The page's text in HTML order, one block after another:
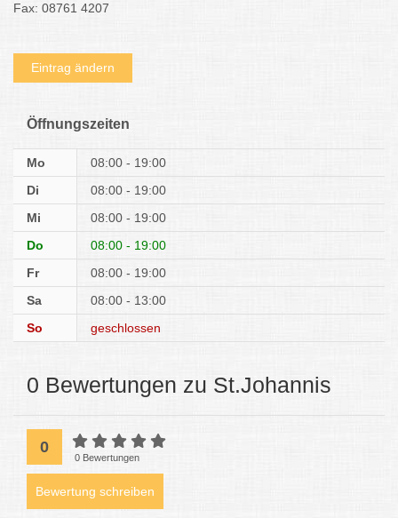
Fax: 08761 4207
Eintrag ändern
Öffnungszeiten
Mo
08:00 - 19:00
Di
08:00 - 19:00
Mi
08:00 - 19:00
Do
08:00 - 19:00
Fr
08:00 - 19:00
Sa
08:00 - 13:00
So
geschlossen
0 Bewertungen zu St.Johannis
0
0 Bewertungen
Bewertung schreiben